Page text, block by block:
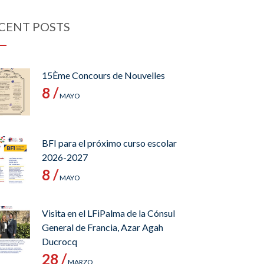
POSTS
15Ème Concours de Nouvelles
8 /MAYO
BFI para el próximo curso escolar
2026-2027
8 /MAYO
Visita en el LFiPalma de la Cónsul
General de Francia, Azar Agah
Ducrocq
28 /MARZO